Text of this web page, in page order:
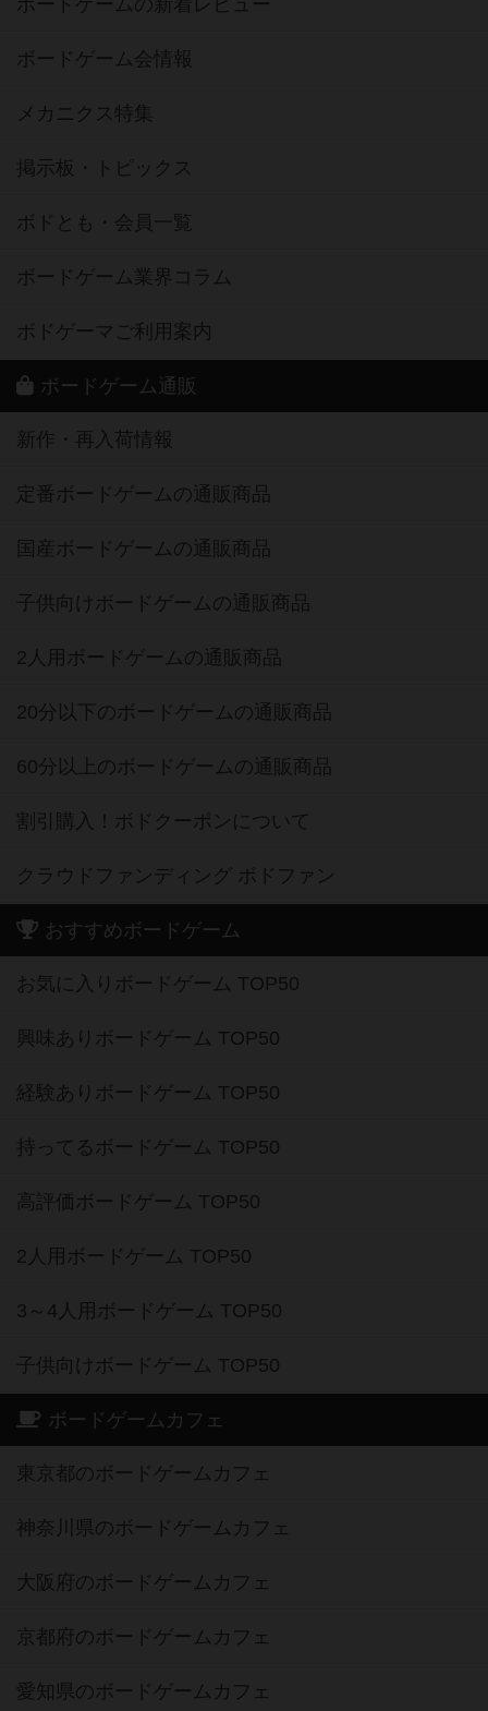
ボードゲーム会情報
メカニクス特集
掲示板・トピックス
ボドとも・会員一覧
ボードゲーム業界コラム
ボドゲーマご利用案内
ボードゲーム通販
新作・再入荷情報
定番ボードゲームの通販商品
国産ボードゲームの通販商品
子供向けボードゲームの通販商品
2人用ボードゲームの通販商品
20分以下のボードゲームの通販商品
60分以上のボードゲームの通販商品
割引購入！ボドクーポンについて
クラウドファンディング ボドファン
おすすめボードゲーム
お気に入りボードゲーム TOP50
興味ありボードゲーム TOP50
経験ありボードゲーム TOP50
持ってるボードゲーム TOP50
高評価ボードゲーム TOP50
2人用ボードゲーム TOP50
3～4人用ボードゲーム TOP50
子供向けボードゲーム TOP50
ボードゲームカフェ
東京都のボードゲームカフェ
神奈川県のボードゲームカフェ
大阪府のボードゲームカフェ
京都府のボードゲームカフェ
愛知県のボードゲームカフェ